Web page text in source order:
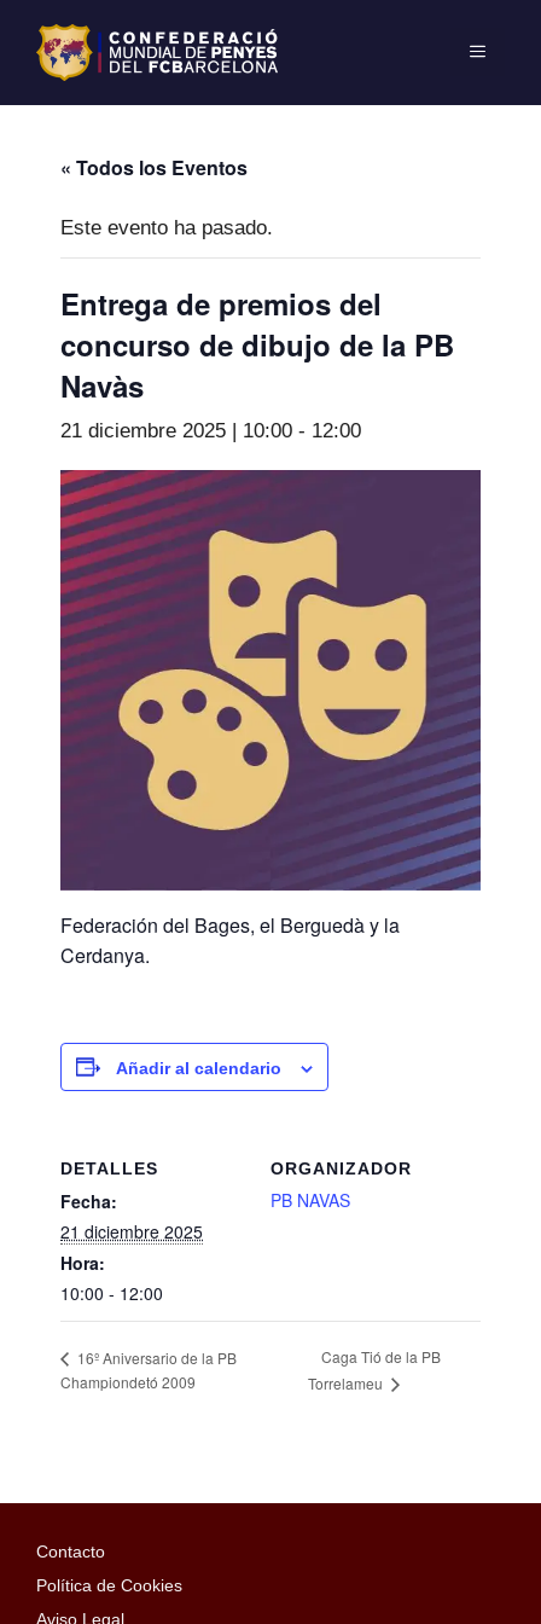
« Todos los Eventos
Este evento ha pasado.
Entrega de premios del
concurso de dibujo de la PB
Navàs
21 diciembre 2025 | 10:00 - 12:00
Federación del Bages, el Berguedà y la
Cerdanya.
Añadir al calendario
DETALLES
Fecha:
21 diciembre 2025
Hora:
10:00 - 12:00
ORGANIZADOR
PB NAVAS
16º Aniversario de la PB
Championdetó 2009
Caga Tió de la PB
Torrelameu
Contacto
Política de Cookies
Aviso Legal